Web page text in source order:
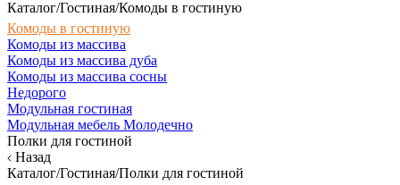
Каталог/Гостиная/Комоды в гостиную
Комоды в гостиную
Комоды из массива
Комоды из массива дуба
Комоды из массива сосны
Недорого
Модульная гостиная
Модульная мебель Молодечно
Полки для гостиной
Назад
Каталог/Гостиная/Полки для гостиной